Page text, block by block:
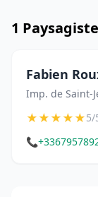
1
Fabien
Imp. de Saint-
★★★★★5/
📞